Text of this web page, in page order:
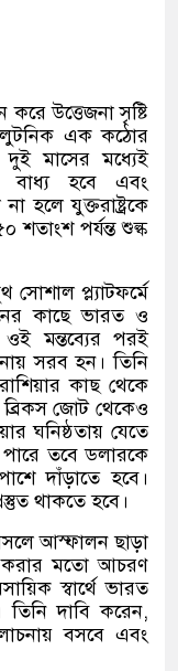
করে উত্তেজনা সৃষ্টি
লুটনিক এক কঠোর
মাসের মধ্যেই
বাধ্য হবে এবং
হলে যুক্তরাষ্ট্রকে
শতাংশ পর্যন্ত শুল্ক
সোশাল প্ল্যাটফর্মে
কাছে ভারত ও
ওই মন্তব্যের পরই
সরব হন। তিনি
কাছ থেকে
জোট থেকেও
ঘনিষ্ঠতায় যেতে
তবে ডলারকে
দাঁড়াতে হবে।
থাকতে হবে।
আস্ফালন ছাড়া
করার মতো আচরণ
স্বার্থে ভারত
তিনি দাবি করেন,
বসবে এবং